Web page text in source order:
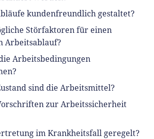
kundenfreundlich gestaltet?
Störfaktoren für einen
Arbeitsablauf?
Arbeitsbedingungen
sind die Arbeitsmittel?
zur Arbeitssicherheit
im Krankheitsfall geregelt?